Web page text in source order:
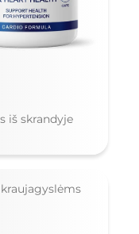
iš skrandyje